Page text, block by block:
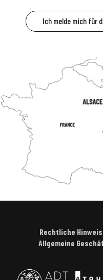
Ich melde mich für
Rechtliche
Allgemeine